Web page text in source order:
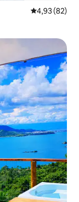
Priemerné
4,93 (82)